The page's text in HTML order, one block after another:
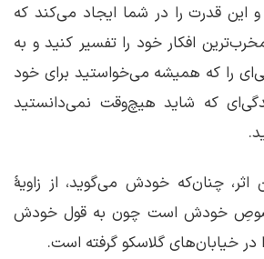
این قدرت را در شما ایجاد می‌کند که
افکار خود را تفسیر کنید و به
را که همیشه می‌خواستید برای خود
که شاید هیچ‌وقت نمی‌دانستید
اثر، چنان‌که خودش می‌گوید، از زاویهٔ
خودش است چون به قول خودش
خیابان‌های گلاسکو گرفته است.